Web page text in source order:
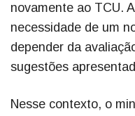
novamente ao TCU.
necessidade de um
depender da
sugestões
Nesse contexto, o